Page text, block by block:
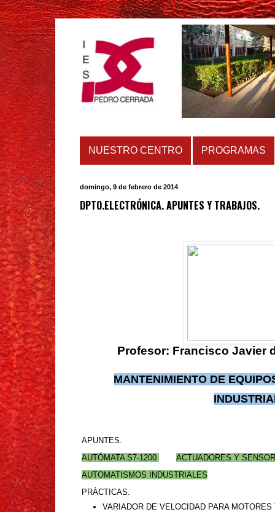
NUESTRO CENTRO PROGRAMAS
domingo, 9 de febrero de 2014
DPTO.ELECTRÓNICA. APUNTES Y TRABAJOS.
Profesor: Francisco Javier
MANTENIMIENTO DE
APUNTES.
AUTÓMATA S7-1200
ACTUADORES Y
AUTOMATISMOS INDUSTRIALES
PRÁCTICAS.
VARIADOR DE VELOCIDAD PARA